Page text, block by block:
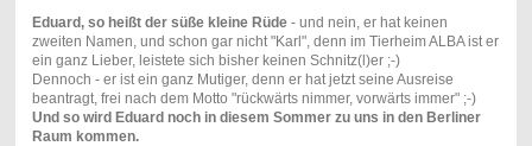
Eduard, so heißt der süße kleine Rüde- und nein, er hat keinen
zweiten Namen, und schon gar nicht "Karl", denn im Tierheim ALBA ist er
ein ganz Lieber, leistete sich bisher keinen Schnitz(l)er ;-)
Dennoch - er ist ein ganz Mutiger, denn er hat jetzt seine Ausreise
beantragt, frei nach dem Motto "rückwärts nimmer, vorwärts immer" ;-)
Und so wird Eduard noch in diesem Sommer zu uns in den Berliner
Raum kommen.